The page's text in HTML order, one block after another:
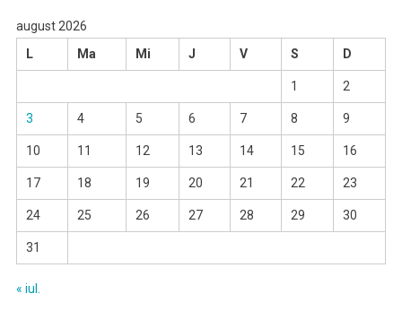
august 2026
L
Ma Mi J V S D
1 2
3 4 5 6 7 8 9
10 11 12 13 14 15 16
17 18 19 20 21 22 23
24 25 26 27 28 29 30
31
« iul.